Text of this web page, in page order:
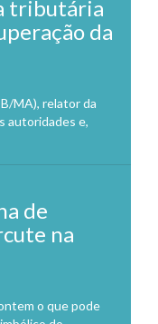
tributária
da
MA), relator da
autoridades e,
de
na
o que pode